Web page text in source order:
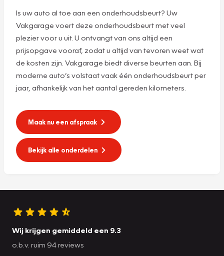
Is uw auto al toe aan een onderhoudsbeurt? Uw
Vakgarage voert deze onderhoudsbeurt met veel
plezier voor u uit. U ontvangt van ons altijd een
prijsopgave vooraf, zodat u altijd van tevoren weet wat
de kosten zijn. Vakgarage biedt diverse beurten aan. Bij
moderne auto’s volstaat vaak één onderhoudsbeurt per
jaar, afhankelijk van het aantal gereden kilometers.
Maak nu een afspraak
Bekijk alle onderdelen
Wij krijgen gemiddeld een 9.3
o.b.v. ruim 94 reviews